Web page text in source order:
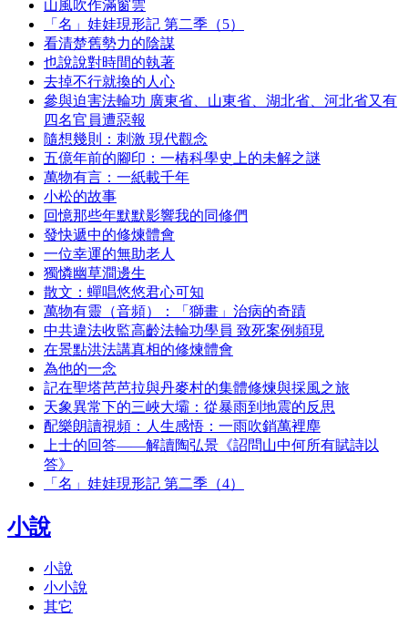
山風吹作滿窗雲
「名」娃娃現形記 第二季（5）
看清楚舊勢力的陰謀
也說說對時間的執著
去掉不行就換的人心
參與迫害法輪功 廣東省、山東省、湖北省、河北省又有
四名官員遭惡報
隨想幾則：刺激 現代觀念
五億年前的腳印：一樁科學史上的未解之謎
萬物有言：一紙載千年
小松的故事
回憶那些年默默影響我的同修們
發快遞中的修煉體會
一位幸運的無助老人
獨憐幽草澗邊生
散文：蟬唱悠悠君心可知
萬物有靈（音頻）：「獅畫」治病的奇蹟
中共違法收監高齡法輪功學員 致死案例頻現
在景點洪法講真相的修煉體會
為他的一念
記在聖塔芭芭拉與丹麥村的集體修煉與採風之旅
天象異常下的三峽大壩：從暴雨到地震的反思
配樂朗讀視頻：人生感悟：一雨吹銷萬裡塵
上士的回答——解讀陶弘景《詔問山中何所有賦詩以
答》
「名」娃娃現形記 第二季（4）
小說
小說
小小說
其它